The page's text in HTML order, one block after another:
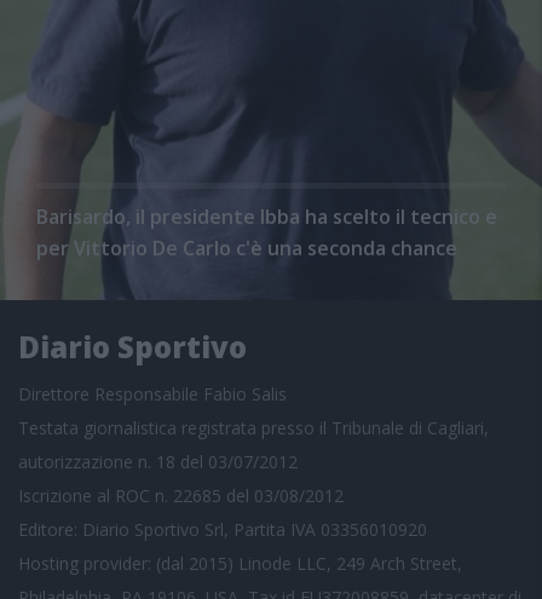
Barisardo, il presidente Ibba ha scelto il tecnico e
per Vittorio De Carlo c'è una seconda chance
Diario Sportivo
Direttore Responsabile Fabio Salis
Testata giornalistica registrata presso il Tribunale di Cagliari,
autorizzazione n. 18 del 03/07/2012
Iscrizione al ROC n. 22685 del 03/08/2012
Editore: Diario Sportivo Srl, Partita IVA 03356010920
Hosting provider: (dal 2015) Linode LLC, 249 Arch Street,